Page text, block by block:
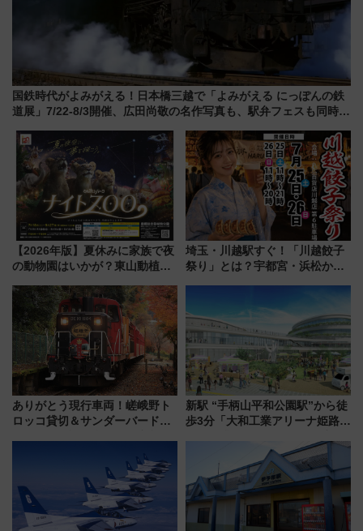
国鉄時代がよみがえる！日本橋三越で「よみがえる にっぽんの鉄
道展」7/22-8/3開催、広田尚敬の名作写真も、駅弁フェスも同時開
【2026年版】夏休みに家族で夜
の動物園はいかが？東山動植物
ZOO」開催情報
埼玉・川越駅すぐ！「川越餃子
祭り」とは？宇都宮・浜松から
催】
ありがとう現行車両！嵯峨野ト
ロッコ貸切＆サンダーバードレ
く！9月13日「京都の鉄道満喫
新駅 “手柄山平和公園駅”から徒
歩3分「大和工業アリーナ姫路」
大相撲巡業など 豪華イベントと
アクセス